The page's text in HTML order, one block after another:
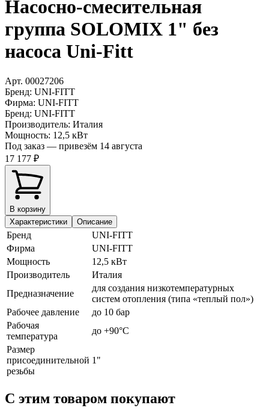
Насосно-смесительная
группа SOLOMIX 1" без
насоса Uni-Fitt
Арт. 00027206
Бренд:
Фирма:
Бренд:
Производитель: Италия
Мощность: 12,5 кВт
Под заказ — привезём 14 августа
17 177 ₽
В корзину
Характеристики
Описание
Бренд
Фирма
Мощность
12,5 кВт
Производитель
Италия
Предназначение
для создания низкотемпературных
систем отопления (типа «теплый пол»)
Рабочее давление
до 10 бар
Рабочая
температура
до +90°C
Размер
присоединительной
резьбы
1"
С этим товаром покупают